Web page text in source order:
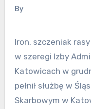
By
Iron, szczeniak rasy parson russell terier, wstąpił
w szeregi Izby
Katowicach w
pełnił służbę w
Skarbowym w